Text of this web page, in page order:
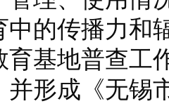
中的传播力和
育基地普查工
并形成《无锡